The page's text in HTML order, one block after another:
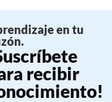
en tu
recibir